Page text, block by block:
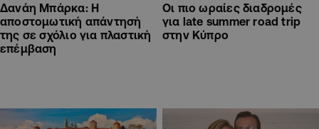
Δανάη Μπάρκα: Η
αποστομωτική απάντησή
της σε σχόλιο για πλαστική
επέμβαση
Οι πιο ωραίες διαδρομές
για late summer road trip
στην Κύπρο